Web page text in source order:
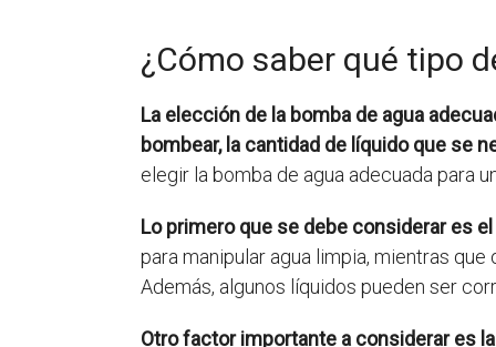
¿Cómo saber qué tipo
La elección de la bomba de agua
bombear, la cantidad de líquido que se
elegir la bomba de agua adecuada para
Lo primero que se debe considerar es
para manipular agua limpia, mientras
Además, algunos líquidos pueden ser
Otro factor importante a considerar es